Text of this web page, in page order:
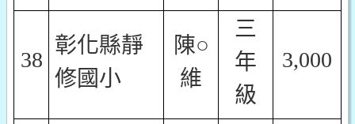
38
彰化縣靜
修國小
陳○
維
三
年
級
3,000